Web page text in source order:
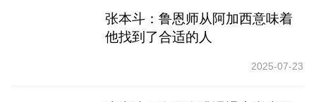
张本斗：鲁恩师从阿加西意味着
他找到了合适的人
2025-07-23